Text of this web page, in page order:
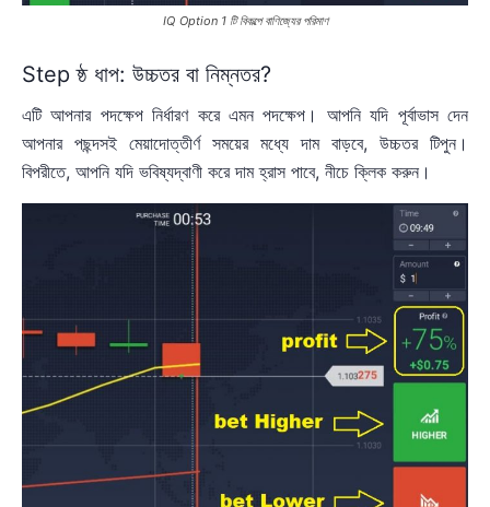
IQ Option 1 টি বিকল্পে বাণিজ্যের পরিমাণ
Step ষ্ঠ ধাপ: উচ্চতর বা নিম্নতর?
এটি আপনার পদক্ষেপ নির্ধারণ করে এমন পদক্ষেপ। আপনি যদি পূর্বাভাস দেন
আপনার পছন্দসই মেয়াদোত্তীর্ণ সময়ের মধ্যে দাম বাড়বে, উচ্চতর টিপুন।
বিপরীতে, আপনি যদি ভবিষ্যদ্বাণী করে দাম হ্রাস পাবে, নীচে ক্লিক করুন।